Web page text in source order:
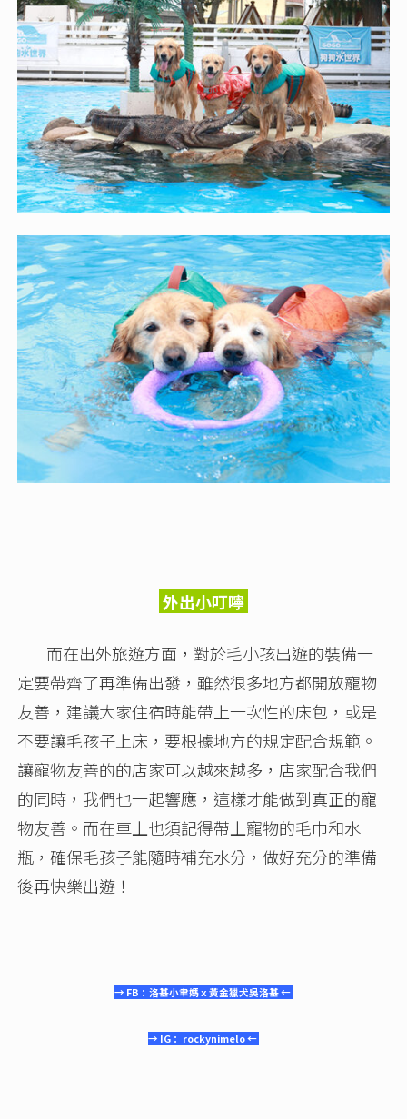
外出小叮嚀
而在出外旅遊方面，對於毛小孩出遊的裝備一
定要帶齊了再準備出發，雖然很多地方都開放寵物
友善，建議大家住宿時能帶上一次性的床包，或是
不要讓毛孩子上床，要根據地方的規定配合規範。
讓寵物友善的的店家可以越來越多，店家配合我們
的同時，我們也一起響應，這樣才能做到真正的寵
物友善。而在車上也須記得帶上寵物的毛巾和水
瓶，確保毛孩子能隨時補充水分，做好充分的準備
後再快樂出遊！
→ FB：洛基小聿媽ｘ黃金獵犬吳洛基 ←
→ IG： rockynimelo ←